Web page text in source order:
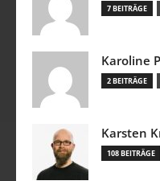
7 BEITRÄGE
Karoline
2 BEITRÄGE
Karsten
108 BEITRÄGE